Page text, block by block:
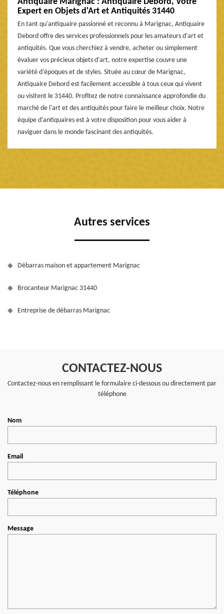
Antiquaire Marignac : Antiquaire Debord, Votre
Expert en Objets d'Art et Antiquités 31440
En tant qu'antiquaire passionné et reconnu à Marignac, Antiquaire
Debord offre des services professionnels pour les amateurs d'art et
antiquités. Que vous cherchiez à vendre, acheter ou simplement
évaluer vos précieux objets d'art, notre expertise couvre une
variété d'époques et de styles. Située au cœur de Marignac,
Antiquaire Debord est facilement accessible à tous ceux qui vivent
ou visitent le 31440. Profitez de notre connaissance approfondie du
marché de l'art et des antiquités pour faire le meilleur choix. Notre
équipe d'antiquaires est à votre disposition pour vous aider à
naviguer dans le monde fascinant des antiquités.
Autres services
Débarras maison et appartement Marignac
Brocanteur Marignac 31440
Entreprise de débarras Marignac
CONTACTEZ-NOUS
Contactez-nous en remplissant le formulaire ci-dessous ou directement par
téléphone
Nom
Email
Téléphone
Message